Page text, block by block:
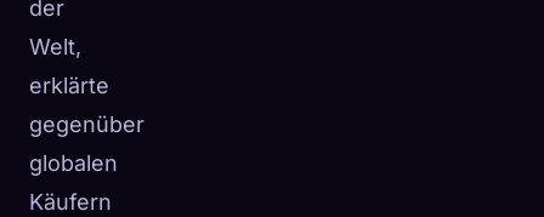
der
Welt,
erklärte
gegenüber
globalen
Käufern